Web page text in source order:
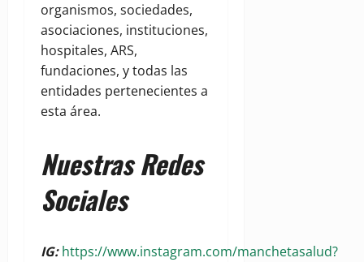
organismos, sociedades,
asociaciones, instituciones,
hospitales, ARS,
fundaciones, y todas las
entidades pertenecientes a
esta área.
Nuestras Redes
Sociales
IG:https://www.instagram.com/manchetasalud?